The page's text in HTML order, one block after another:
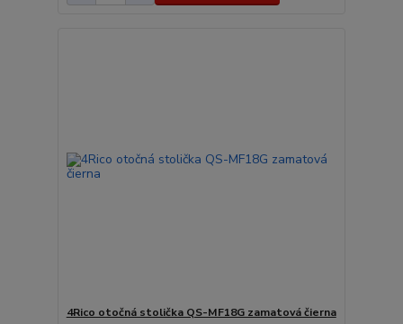
4Rico otočná stolička QS-MF18G zamatová čierna